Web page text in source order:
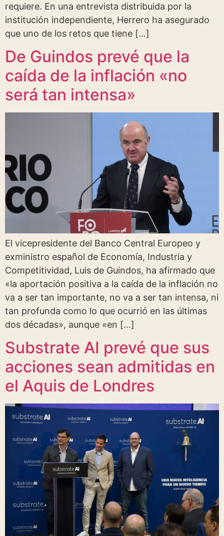
requiere. En una entrevista distribuida por la
institución independiente, Herrero ha asegurado
que uno de los retos que tiene […]
De Guindos prevé que la
caída de la inflación «no
será tan intensa»
El vicepresidente del Banco Central Europeo y
exministro español de Economía, Industria y
Competitividad, Luis de Guindos, ha afirmado que
«la aportación positiva a la caída de la inflación no
va a ser tan importante, no va a ser tan intensa, ni
tan profunda como lo que ocurrió en las últimas
dos décadas», aunque «en […]
Substrate AI prevé que sus
acciones sean admitidas en
el Aquis de Londres